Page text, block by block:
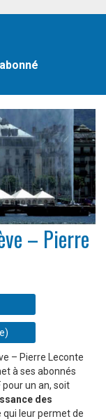
– Pierre
– Pierre Leconte
à ses abonnés
un an, soit
des
qui leur permet de